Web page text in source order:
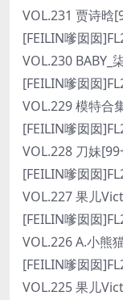
VOL.231 贾诗晗
[FEILIN嗲囡囡
VOL.230 BABY_
[FEILIN嗲囡囡
VOL.229 模特合
[FEILIN嗲囡囡
VOL.228 刀妹
[FEILIN嗲囡囡
VOL.227 果儿
[FEILIN嗲囡囡
VOL.226 A.小熊
[FEILIN嗲囡囡
VOL.225 果儿